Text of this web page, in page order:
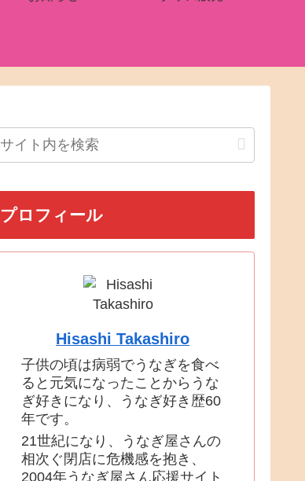
プロフィール
Hisashi Takashiro
子供の頃は病弱でうなぎを食べ
ると元気になったことからうな
ぎ好きになり、うなぎ好き歴60
年です。
21世紀になり、うなぎ屋さんの
相次ぐ閉店に危機感を抱き、
2004年うなぎ屋さん応援サイト